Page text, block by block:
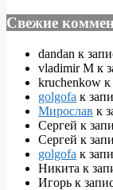
Свежие
dandan к
vladimir M к
kruchenkow к
golgofa к
Мирослав к
Сергей к
Сергей к
golgofa к
Никита к
Игорь к